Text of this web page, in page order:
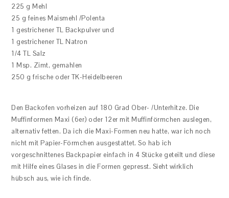
225 g Mehl
25 g feines Maismehl /Polenta
1 gestrichener TL Backpulver und
1 gestrichener TL Natron
1/4 TL Salz
1 Msp. Zimt, gemahlen
250 g frische oder TK-Heidelbeeren
Den Backofen vorheizen auf 180 Grad Ober- /Unterhitze. Die
Muffinformen Maxi (6er) oder 12er mit Muffinförmchen auslegen,
alternativ fetten. Da ich die Maxi-Formen neu hatte, war ich noch
nicht mit Papier-Förmchen ausgestattet. So hab ich
vorgeschnittenes Backpapier einfach in 4 Stücke geteilt und diese
mit Hilfe eines Glases in die Formen gepresst. Sieht wirklich
hübsch aus, wie ich finde.